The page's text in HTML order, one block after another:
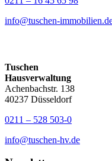
info@tuschen-
Tuschen
Hausverwaltung
Achenbachstr. 138
40237 Düsseldorf
0211 – 528 503-0
info@tuschen-hv.de